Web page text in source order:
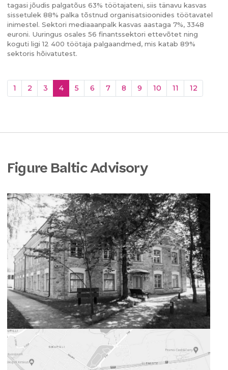
tagasi jõudis palgatõus 63% töötajateni, siis tänavu kasvas
sissetulek 88% palka tõstnud organisatsioonides töötavatel
inimestel. Sektori mediaaanpalk kasvas aastaga 7%, 3348
euroni. Uuringus osales 56 finantssektori ettevõtet ning
koguti ligi 12 400 töötaja palgaandmed, mis katab 89%
sektoris hõivatutest.
1 2 3 4(current)
5 6 7 8 9 10 11 12
Figure Baltic Advisory